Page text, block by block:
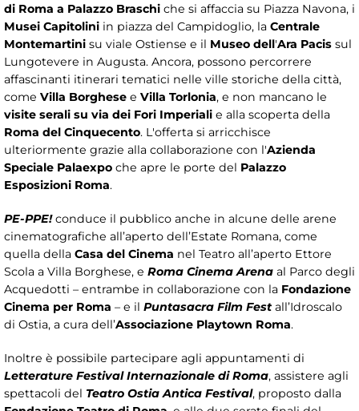
di Roma a Palazzo Braschi che si affaccia su Piazza Navona, i
Musei Capitolini in piazza del Campidoglio, la Centrale
Montemartini su viale Ostiense e il Museo dell'Ara Pacis sul
Lungotevere in Augusta. Ancora, possono percorrere
affascinanti itinerari tematici nelle ville storiche della città,
come Villa Borghese e Villa Torlonia, e non mancano le
visite serali su via dei Fori Imperiali e alla scoperta della
Roma del Cinquecento. L'offerta si arricchisce
ulteriormente grazie alla collaborazione con l'Azienda
Speciale Palaexpo che apre le porte del Palazzo
Esposizioni Roma.
PE-PPE!conduce il pubblico anche in alcune delle arene
cinematografiche all’aperto dell’Estate Romana, come
quella della Casa del Cinema nel Teatro all’aperto Ettore
Scola a Villa Borghese, e Roma Cinema Arena al Parco degli
Acquedotti – entrambe in collaborazione con la Fondazione
Cinema per Roma – e il Puntasacra Film Fest all’Idroscalo
di Ostia, a cura dell’Associazione Playtown Roma.
Inoltre è possibile partecipare agli appuntamenti di
Letterature Festival Internazionale di Roma, assistere agli
spettacoli del Teatro Ostia Antica Festival, proposto dalla